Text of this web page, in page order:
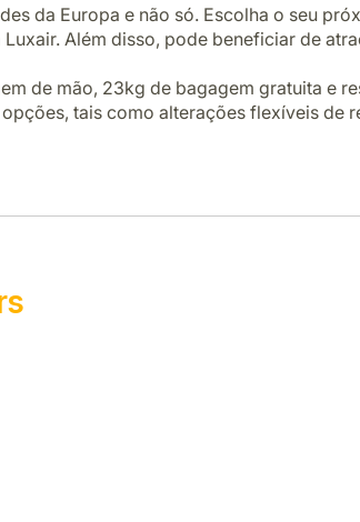
da Europa e não só. Escolha o seu
Além disso, pode beneficiar de
de mão, 23kg de bagagem gratuita e
tais como alterações flexíveis de